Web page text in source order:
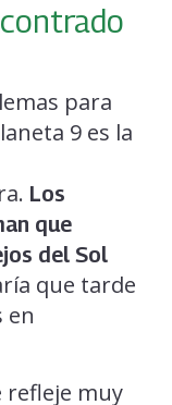
para
9 es la
Los
que
del Sol
que tarde
en
refleje muy